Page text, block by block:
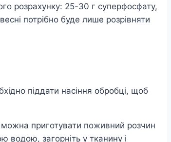
розрахунку: 25-30 г суперфосфату,
потрібно буде лише розрівняти
піддати насіння обробці, щоб
приготувати поживний розчин
водою, загорніть у тканину і